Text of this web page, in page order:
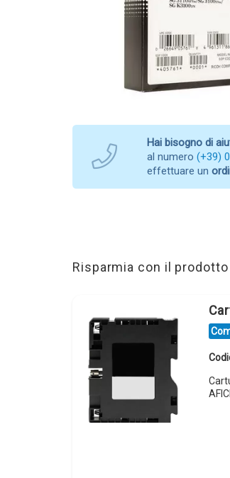
Hai bisogno di
al numero (+39)
effettuare un
Risparmia con il prodotto